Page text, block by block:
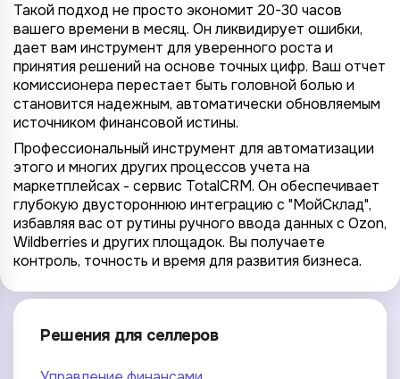
Такой подход не просто экономит 20-30 часов
вашего времени в месяц. Он ликвидирует ошибки,
дает вам инструмент для уверенного роста и
принятия решений на основе точных цифр. Ваш отчет
комиссионера перестает быть головной болью и
становится надежным, автоматически обновляемым
источником финансовой истины.
Профессиональный инструмент для автоматизации
этого и многих других процессов учета на
маркетплейсах - сервис TotalCRM. Он обеспечивает
глубокую двустороннюю интеграцию с "МойСклад",
избавляя вас от рутины ручного ввода данных с Ozon,
Wildberries и других площадок. Вы получаете
контроль, точность и время для развития бизнеса.
Решения для селлеров